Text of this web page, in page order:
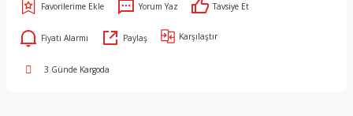
Yorum Yaz Tavsiye Et
Fiyatı Alarmı Paylaş Karşılaştır
3 Günde Kargoda